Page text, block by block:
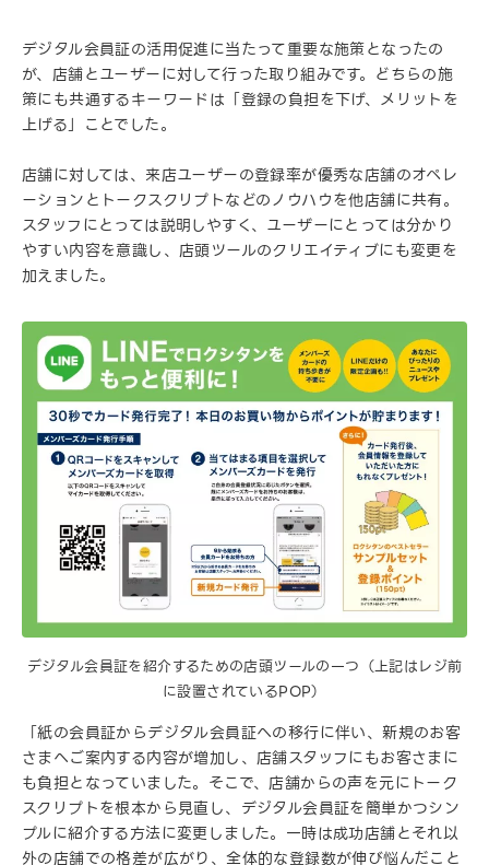
デジタル会員証の活用促進に当たって重要な施策となったの
が、店舗とユーザーに対して行った取り組みです。どちらの施
策にも共通するキーワードは「登録の負担を下げ、メリットを
上げる」ことでした。
店舗に対しては、来店ユーザーの登録率が優秀な店舗のオペレ
ーションとトークスクリプトなどのノウハウを他店舗に共有。
スタッフにとっては説明しやすく、ユーザーにとっては分かり
やすい内容を意識し、店頭ツールのクリエイティブにも変更を
加えました。
デジタル会員証を紹介するための店頭ツールの一つ（上記はレジ前
に設置されているPOP）
「紙の会員証からデジタル会員証への移行に伴い、新規のお客
さまへご案内する内容が増加し、店舗スタッフにもお客さまに
も負担となっていました。そこで、店舗からの声を元にトーク
スクリプトを根本から見直し、デジタル会員証を簡単かつシン
プルに紹介する方法に変更しました。一時は成功店舗とそれ以
外の店舗での格差が広がり、全体的な登録数が伸び悩んだこと